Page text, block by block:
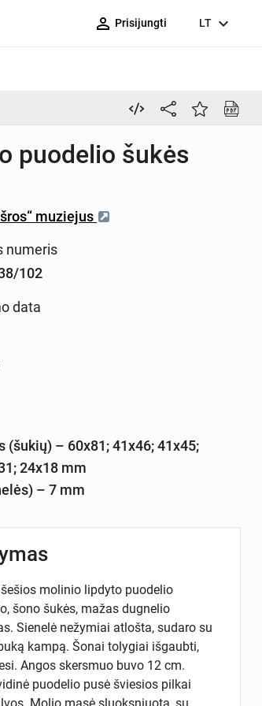
person_outline Prisijungti LT expand_more
puodelio šukės
muziejus
numeris
102
data
(šukių) – 60x81; 41x46; 41x45;
24x18 mm
– 7 mm
molinio lipdyto puodelio
šono šukės, mažas dugnelio
Sienelė nežymiai atlošta, sudaro su
kampą. Šonai tolygiai išgaubti,
Angos skersmuo buvo 12 cm.
puodelio pusė šviesios pilkai